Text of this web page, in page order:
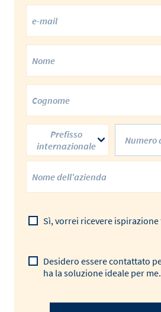
Prefisso
internazionale
Sì, vorrei ricevere
Desidero essere contattato
ha la soluzione ideale per me.